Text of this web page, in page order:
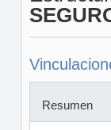
Resumen